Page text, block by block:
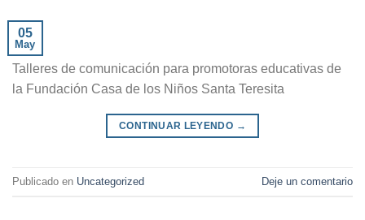
05
May
Talleres de comunicación para promotoras educativas de
la Fundación Casa de los Niños Santa Teresita
CONTINUAR LEYENDO →
Publicado en Uncategorized Deje un comentario